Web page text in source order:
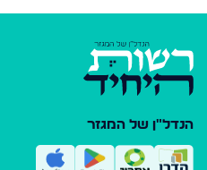
הנדל"ן של המגזר